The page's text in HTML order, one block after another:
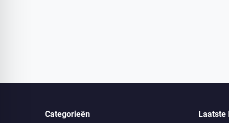
Categorieën Laatste